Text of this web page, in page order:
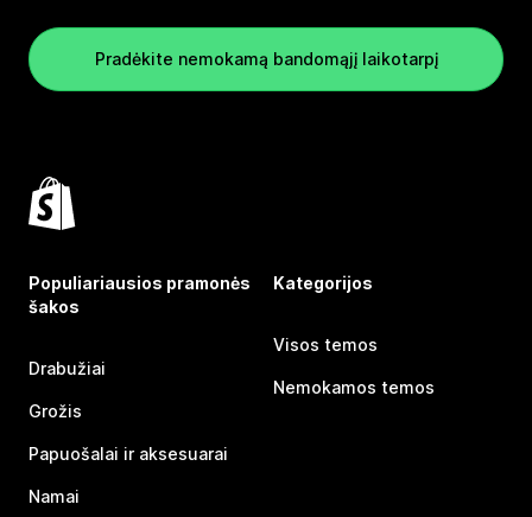
Pradėkite nemokamą bandomąjį laikotarpį
Populiariausios pramonės
šakos
Drabužiai
Grožis
Papuošalai ir aksesuarai
Namai
Kategorijos
Visos temos
Nemokamos temos